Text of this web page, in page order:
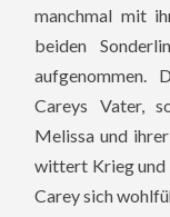
manchmal mit
beiden
aufgenommen.
Careys Vater,
Melissa und
wittert Krieg und
Carey sich